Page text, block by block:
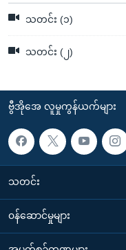
သတင်း (၁)
သတင်း (၂)
ဗွီအိုအေ လူမှုကွန်ယက်များ
သတင်း
၀န်ဆောင်မှုများ